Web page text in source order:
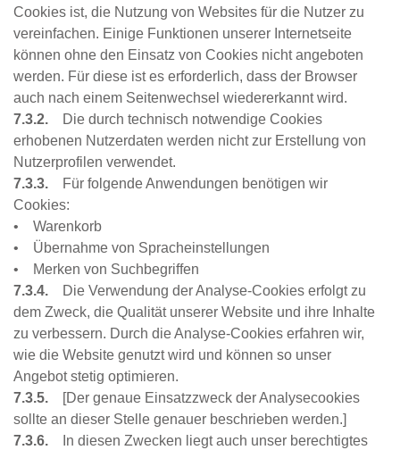
Cookies ist, die Nutzung von Websites für die Nutzer zu
vereinfachen. Einige Funktionen unserer Internetseite
können ohne den Einsatz von Cookies nicht angeboten
werden. Für diese ist es erforderlich, dass der Browser
auch nach einem Seitenwechsel wiedererkannt wird.
7.3.2.
Die durch technisch notwendige Cookies
erhobenen Nutzerdaten werden nicht zur Erstellung von
Nutzerprofilen verwendet.
7.3.3. Für folgende Anwendungen benötigen wir
Cookies:
• Warenkorb
• Übernahme von Spracheinstellungen
• Merken von Suchbegriffen
7.3.4.
Die Verwendung der Analyse-Cookies erfolgt zu
dem Zweck, die Qualität unserer Website und ihre Inhalte
zu verbessern. Durch die Analyse-Cookies erfahren wir,
wie die Website genutzt wird und können so unser
Angebot stetig optimieren.
7.3.5.
[Der genaue Einsatzzweck der Analysecookies
sollte an dieser Stelle genauer beschrieben werden.]
7.3.6.
In diesen Zwecken liegt auch unser berechtigtes